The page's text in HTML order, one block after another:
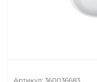
Артикул: 360036683